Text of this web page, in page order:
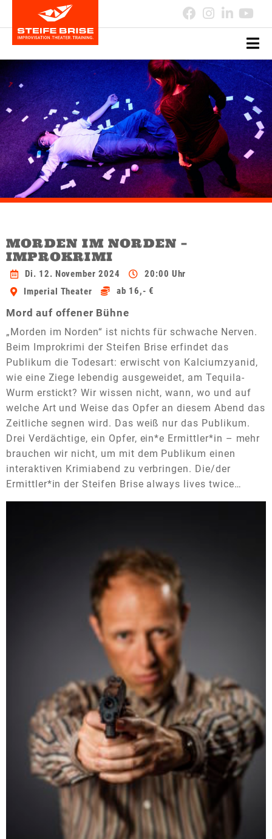
MORDEN IM NORDEN –
IMPROKRIMI
Di. 12. November 2024
20:00 Uhr
Imperial Theater
ab 16,- €
Mord auf offener Bühne
„Morden im Norden“ ist nichts für schwache Nerven.
Beim Improkrimi der Steifen Brise erfindet das
Publikum die Todesart: erwischt von Kalciumzyanid,
wie eine Ziege lebendig ausgeweidet, am Tequila-
Wurm erstickt? Wir wissen nicht, wann, wo und auf
welche Art und Weise das Opfer an diesem Abend das
Zeitliche segnen wird. Das weiß nur das Publikum.
Drei Verdächtige, ein Opfer, ein*e Ermittler*in – mehr
brauchen wir nicht, um mit dem Publikum einen
interaktiven Krimiabend zu verbringen. Die/der
Ermittler*in der Steifen Brise always lives twice…